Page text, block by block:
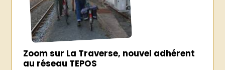
Zoom sur La Traverse, nouvel adhérent
au réseau TEPOS